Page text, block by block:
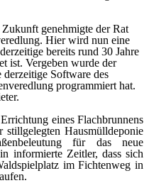
genehmigte der Rat
Hier wird nun eine
bereits rund 30 Jahre
ist. Vergeben wurde der
Software des
programmiert hat.
Errichtung eines Flachbrunnens
stillgelegten Hausmülldeponie
für das neue
informierte Zeitler, dass sich
im Fichtenweg in